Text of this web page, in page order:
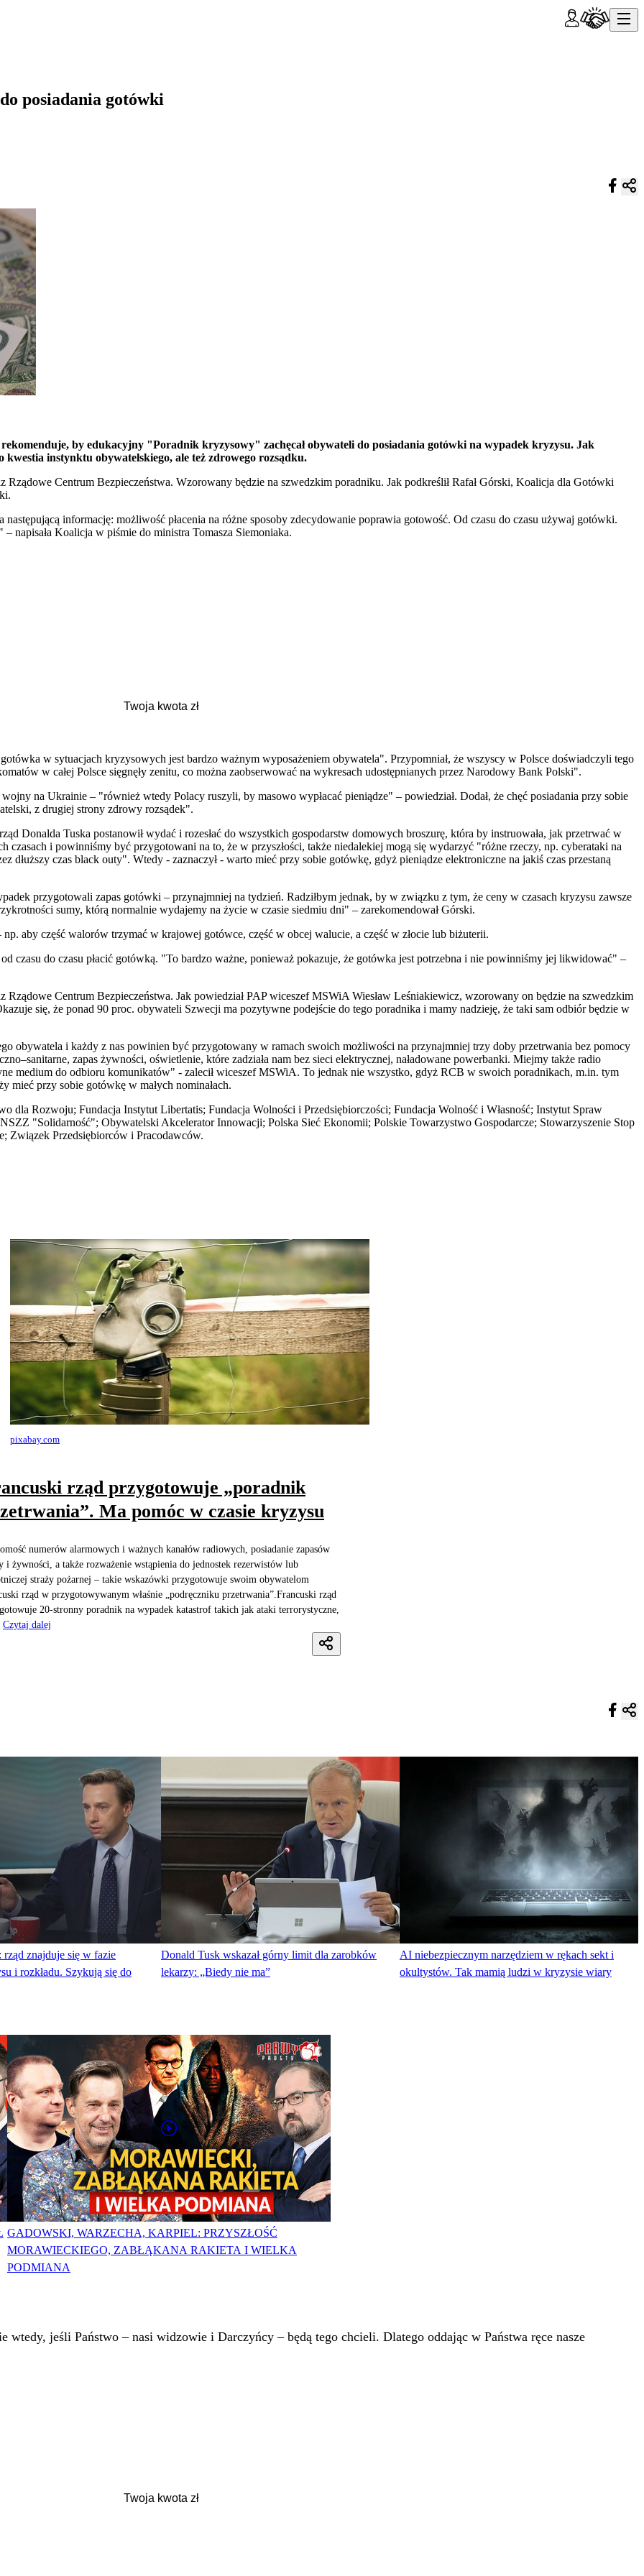
posiadania gotówki
by edukacyjny "Poradnik kryzysowy" zachęcał obywateli do posiadania gotówki na wypadek kryzysu. Jak
kwestia instynktu obywatelskiego, ale też zdrowego rozsądku.
Centrum Bezpieczeństwa. Wzorowany będzie na szwedzkim poradniku. Jak podkreślił Rafał Górski, Koalicja dla Gotówki
następującą informację: możliwość płacenia na różne sposoby zdecydowanie poprawia gotowość. Od czasu do czasu używaj gotówki.
napisała Koalicja w piśmie do ministra Tomasza Siemoniaka.
w sytuacjach kryzysowych jest bardzo ważnym wyposażeniem obywatela". Przypomniał, że wszyscy w Polsce doświadczyli tego
w całej Polsce sięgnęły zenitu, co można zaobserwować na wykresach udostępnianych przez Narodowy Bank Polski".
na Ukrainie – "również wtedy Polacy ruszyli, by masowo wypłacać pieniądze" – powiedział. Dodał, że chęć posiadania przy sobie
z drugiej strony zdrowy rozsądek".
Donalda Tuska postanowił wydać i rozesłać do wszystkich gospodarstw domowych broszurę, która by instruowała, jak przetrwać w
czasach i powinniśmy być przygotowani na to, że w przyszłości, także niedalekiej mogą się wydarzyć "różne rzeczy, np. cyberataki na
dłuższy czas black outy". Wtedy - zaznaczył - warto mieć przy sobie gotówkę, gdyż pieniądze elektroniczne na jakiś czas przestaną
przygotowali zapas gotówki – przynajmniej na tydzień. Radziłbym jednak, by w związku z tym, że ceny w czasach kryzysu zawsze
sumy, którą normalnie wydajemy na życie w czasie siedmiu dni" – zarekomendował Górski.
aby część walorów trzymać w krajowej gotówce, część w obcej walucie, a część w złocie lub biżuterii.
czasu do czasu płacić gotówką. "To bardzo ważne, ponieważ pokazuje, że gotówka jest potrzebna i nie powinniśmy jej likwidować" –
Centrum Bezpieczeństwa. Jak powiedział PAP wiceszef MSWiA Wiesław Leśniakiewicz, wzorowany on będzie na szwedzkim
się, że ponad 90 proc. obywateli Szwecji ma pozytywne podejście do tego poradnika i mamy nadzieję, że taki sam odbiór będzie w
obywatela i każdy z nas powinien być przygotowany w ramach swoich możliwości na przynajmniej trzy doby przetrwania bez pomocy
zapas żywności, oświetlenie, które zadziała nam bez sieci elektrycznej, naładowane powerbanki. Miejmy także radio
medium do odbioru komunikatów" - zalecił wiceszef MSWiA. To jednak nie wszystko, gdyż RCB w swoich poradnikach, m.in. tym
mieć przy sobie gotówkę w małych nominałach.
dla Rozwoju; Fundacja Instytut Libertatis; Fundacja Wolności i Przedsiębiorczości; Fundacja Wolność i Własność; Instytut Spraw
"Solidarność"; Obywatelski Akcelerator Innowacji; Polska Sieć Ekonomii; Polskie Towarzystwo Gospodarcze; Stowarzyszenie Stop
Związek Przedsiębiorców i Pracodawców.
pixabay.com
rząd przygotowuje „poradnik
Ma pomóc w czasie kryzysu
numerów alarmowych i ważnych kanałów radiowych, posiadanie zapasów
i żywności, a także rozważenie wstąpienia do jednostek rezerwistów lub
straży pożarnej – takie wskazówki przygotowuje swoim obywatelom
rząd w przygotowywanym właśnie „podręczniku przetrwania”.Francuski rząd
20-stronny poradnik na wypadek katastrof takich jak ataki terrorystyczne,
Czytaj dalej
znajduje się w fazie
i rozkładu. Szykują się do
Donald Tusk wskazał górny limit dla zarobków
lekarzy: „Biedy nie ma”
AI niebezpiecznym narzędziem w rękach sekt i
okultystów. Tak mamią ludzi w kryzysie wiary
GADOWSKI, WARZECHA, KARPIEL: PRZYSZŁOŚĆ
MORAWIECKIEGO, ZABŁĄKANA RAKIETA I WIELKA
PODMIANA
wtedy, jeśli Państwo – nasi widzowie i Darczyńcy – będą tego chcieli. Dlatego oddając w Państwa ręce nasze